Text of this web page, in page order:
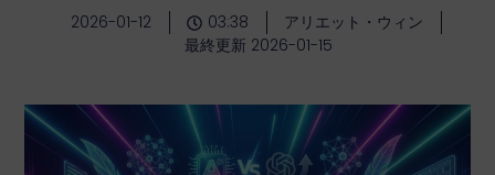
2026-01-12 03:38
アリエット・ウィン
最終更新 2026-01-15